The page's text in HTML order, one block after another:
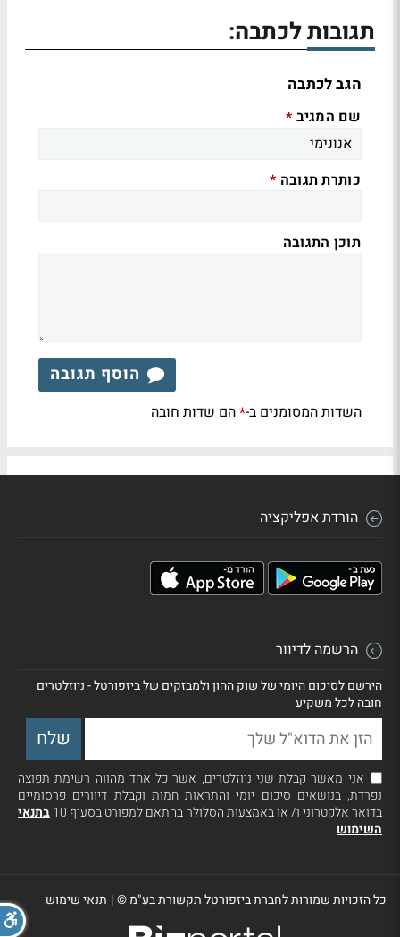
תגובות לכתבה:
הגב לכתבה
שם המגיב *
כותרת תגובה *
תוכן התגובה
הוסף תגובה
השדות המסומנים ב-*הם שדות חובה
הורדת אפליקציה
הרשמה לדיוור
הירשם לסיכום היומי של שוק ההון ולמבזקים של ביזפורטל - ניוזלטרים
חובה לכל משקיע
אני מאשר קבלת שני ניוזלטרים, אשר כל אחד מהווה רשימת תפוצה
נפרדת, בנושאים סיכום יומי והתראות חמות וקבלת דיוורים פרסומיים
בדואר אלקטרוני ו/ או באמצעות הסלולר בהתאם למפורט בסעיף 10
בתנאי
השימוש
כל הזכויות שמורות לחברת ביזפורטל תקשורת בע"מ ©| תנאי שימוש